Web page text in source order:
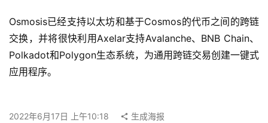
Osmosis已经支持以太坊和基于Cosmos的代币之间的跨链
交换，并将很快利用Axelar支持Avalanche、BNB Chain、
Polkadot和Polygon生态系统，为通用跨链交易创建一键式
应用程序。
2022年6月17日 上午10:18 生成海报